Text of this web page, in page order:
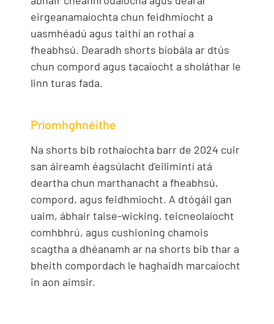
eirgeanamaíochta chun feidhmíocht a
uasmhéadú agus taithí an rothaí a
fheabhsú. Dearadh shorts bíobála ar dtús
chun compord agus tacaíocht a sholáthar le
linn turas fada.
Príomhghnéithe
Na shorts bib rothaíochta barr de 2024 cuir
san áireamh éagsúlacht d'eilimintí atá
deartha chun marthanacht a fheabhsú,
compord, agus feidhmíocht. A dtógáil gan
uaim, ábhair taise-wicking, teicneolaíocht
comhbhrú, agus cushioning chamois
scagtha a dhéanamh ar na shorts bib thar a
bheith compordach le haghaidh marcaíocht
in aon aimsir.